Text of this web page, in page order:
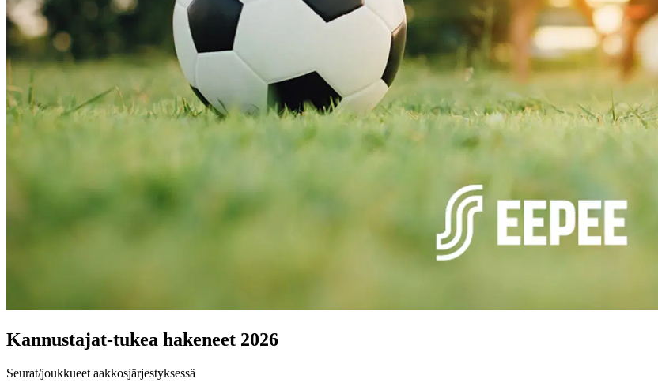
Kannustajat-tukea hakeneet 2026
Seurat/joukkueet aakkosjärjestyksessä